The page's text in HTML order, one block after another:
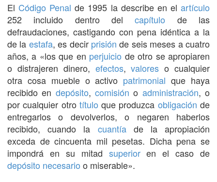
El Código Penal de 1995 la describe en elartículo
252 incluido dentro delcapítulo de las
defraudaciones, castigando con pena idéntica a la
de la estafa, es decir prisión de seis meses a cuatro
años, a «los que en perjuicio de otro se apropiaren
o distrajeren dinero, efectos,valores o cualquier
otra cosa mueble o activo patrimonial que haya
recibido en depósito,comisión o administración, o
por cualquier otro título que produzca obligación de
entregarlos o devolverlos, o negaren haberlos
recibido, cuando la cuantíade la apropiación
exceda de cincuenta mil pesetas. Dicha pena se
impondrá en su mitad superioren el caso de
depósito necesario o miserable».